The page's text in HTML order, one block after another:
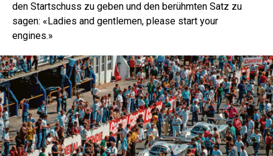
den Startschuss zu geben und den berühmten Satz zu
sagen: «Ladies and gentlemen, please start your
engines.»